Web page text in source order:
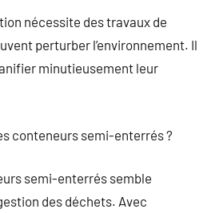
nécessite des travaux de
perturber l’environnement. Il
minutieusement leur
conteneurs semi-enterrés ?
semi-enterrés semble
des déchets. Avec